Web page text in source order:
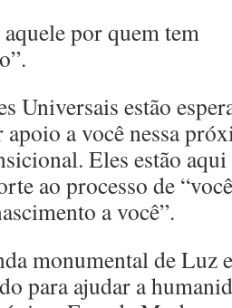
aquele por quem tem
Universais estão
apoio a você nessa
Eles estão aqui
ao processo de “você
a você”.
monumental de Luz
para ajudar a